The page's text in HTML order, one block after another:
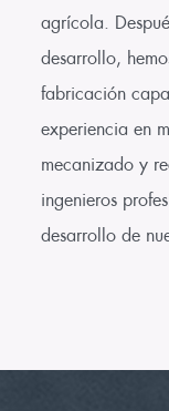
agrícola.
desarrollo,
fabricación
experiencia en
mecanizado y
ingenieros
desarrollo de